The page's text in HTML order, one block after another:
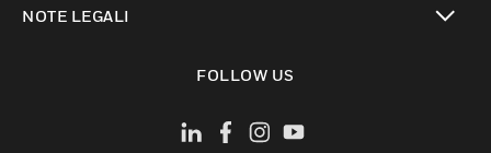
NOTE LEGALI
FOLLOW US